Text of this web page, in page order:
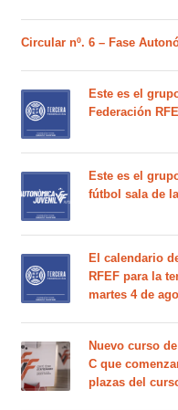
Circular nº. 6 – Fase
Este es el
Federación
Este es el
fútbol sala de
El calendario
RFEF para la
martes 4 de
Nuevo curso
C que
plazas del